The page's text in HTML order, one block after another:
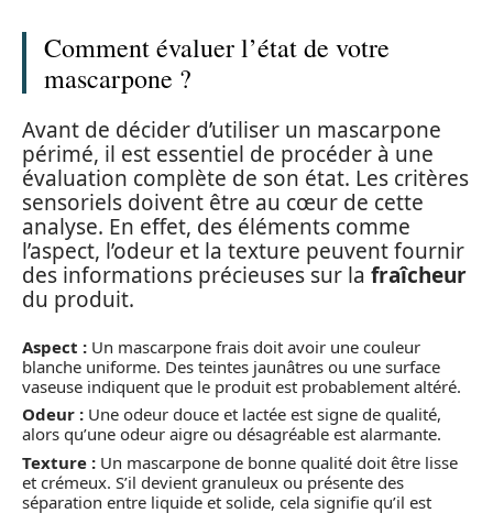
Comment évaluer l’état de votre
mascarpone ?
Avant de décider d’utiliser un mascarpone
périmé, il est essentiel de procéder à une
évaluation complète de son état. Les critères
sensoriels doivent être au cœur de cette
analyse. En effet, des éléments comme
l’aspect, l’odeur et la texture peuvent fournir
des informations précieuses sur la fraîcheur
du produit.
Aspect : Un mascarpone frais doit avoir une couleur
blanche uniforme. Des teintes jaunâtres ou une surface
vaseuse indiquent que le produit est probablement altéré.
Odeur : Une odeur douce et lactée est signe de qualité,
alors qu’une odeur aigre ou désagréable est alarmante.
Texture : Un mascarpone de bonne qualité doit être lisse
et crémeux. S’il devient granuleux ou présente des
séparation entre liquide et solide, cela signifie qu’il est